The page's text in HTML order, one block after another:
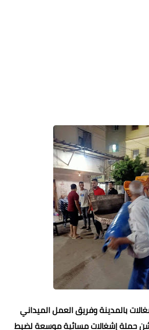
بالمدينة وفريق العمل الميداني
حملة إشغالات مسائية موسعة لضبط